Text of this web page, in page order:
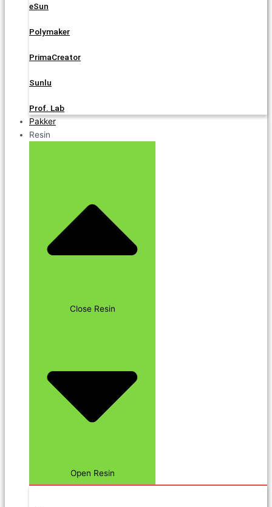
eSun
Polymaker
PrimaCreator
Sunlu
Prof. Lab
Pakker
Resin
Close Resin
Open Resin